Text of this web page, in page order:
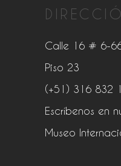
Calle 16 # 6-
Piso 23
(+51) 316 832
Escríbenos en
Museo